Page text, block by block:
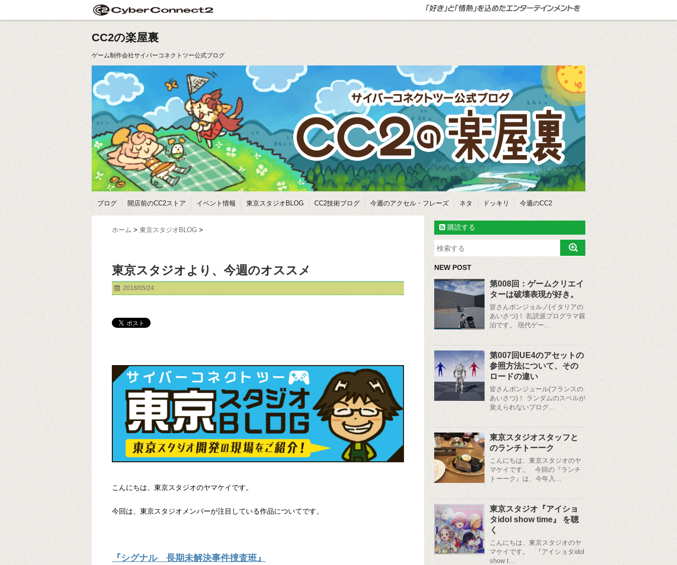
CC2の楽屋裏
ゲーム制作会社サイバーコネクトツー公式ブログ
ブログ 開店前のCC2ストア イベント情報 東京スタジオBLOG CC2技術ブログ 今週のアクセル・フレーズ ネタ ドッキリ 今週のCC2
ホーム > 東京スタジオBLOG >
東京スタジオより、今週のオススメ
2018/05/24
こんにちは、東京スタジオのヤマケイです。
今回は、東京スタジオメンバーが注目している作品についてです。
『シグナル 長期未解決事件捜査班』
購読する
NEW POST
第008回：ゲームクリエイ
ターは破壊表現が好き。
皆さんボンジョルノ(イタリアの
あいさつ)！ 乱読派プログラマ親
泊です。 現代ゲー…
第007回UE4のアセットの
参照方法について、その
ロードの違い
皆さんボンジュール(フランスの
あいさつ)！ ランダムのスペルが
覚えられないプログ…
東京スタジオスタッフと
のランチトーーク
こんにちは、東京スタジオのヤ
マケイです。 今回の『ランチ
トーーク』は、今年入…
東京スタジオ『アイショ
タidol show time』 を聴
く
こんにちは、東京スタジオのヤ
マケイです。 『アイショタidol
show t…